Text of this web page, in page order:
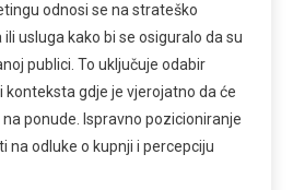
odnosi se na strateško
usluga kako bi se osiguralo da su
publici. To uključuje odabir
konteksta gdje je vjerojatno da će
ponude. Ispravno pozicioniranje
na odluke o kupnji i percepciju